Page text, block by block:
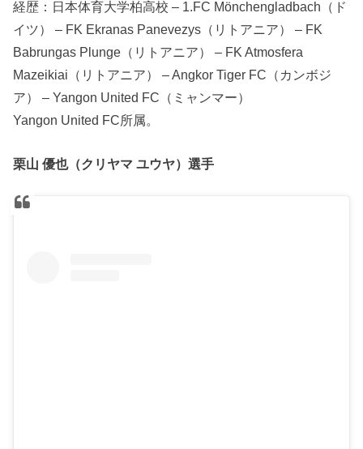
経歴：日本体育大学柏高校 – 1.FC Mönchengladbach（ド
イツ） – FK Ekranas Panevezys（リトアニア） – FK
Babrungas Plunge（リトアニア） – FK Atmosfera
Mazeikiai（リトアニア） – Angkor Tiger FC（カンボジ
ア） – Yangon United FC（ミャンマー）
Yangon United FC所属。
栗山 優也（クリヤマ ユウヤ）選手